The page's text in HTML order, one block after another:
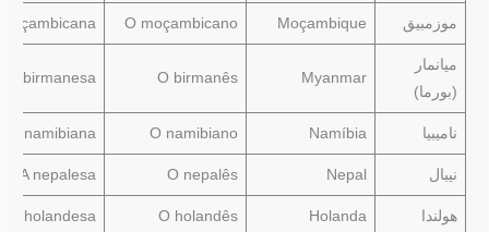
موزمبيق Moçambique
O moçambicano
ميانمار
(بورما)
Myanmar
O birmanês
A birmanesa
ناميبيا Namíbia
O namibiano
A namibiana
نيبال Nepal
O nepalês
A nepalesa
هولندا Holanda
O holandês
A holandesa